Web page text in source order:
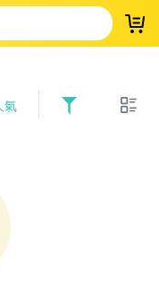
登
氣